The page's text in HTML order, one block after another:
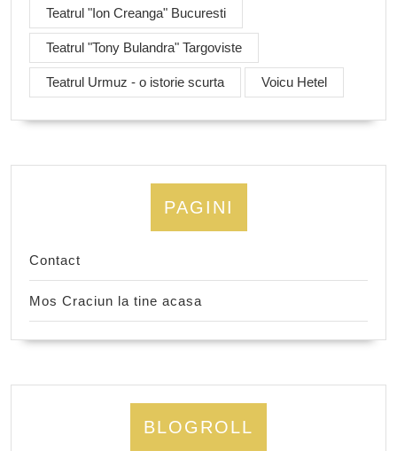
Teatrul "Ion Creanga" Bucuresti
Teatrul "Tony Bulandra" Targoviste
Teatrul Urmuz - o istorie scurta Voicu Hetel
PAGINI
Contact
Mos Craciun la tine acasa
BLOGROLL